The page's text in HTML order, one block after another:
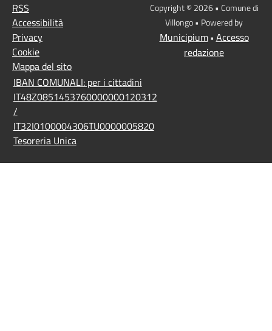
RSS
Accessibilità
Privacy
Cookie
Mappa del sito
IBAN COMUNALI: per i cittadini
IT48Z0851453760000000120312
/
IT32I0100004306TU0000005820
Tesoreria Unica
Copyright © 2026 • Comune di
Villongo • Powered by
Municipium• Accesso
redazione